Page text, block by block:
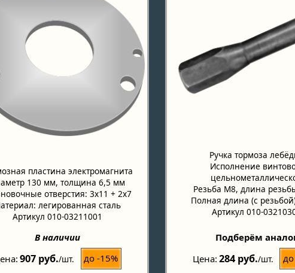
пластина электромагнита
130 мм, толщина 6,5 мм
отверстия: 3х11 + 2х7
легированная сталь
Артикул 010-03211001
В наличии
907 руб./шт. до -15%
Ручка тормоза
Исполнение
Резьба М8, длина
Полная длина (с
Артикул 010-
Подберём
Цена 284 руб./шт.